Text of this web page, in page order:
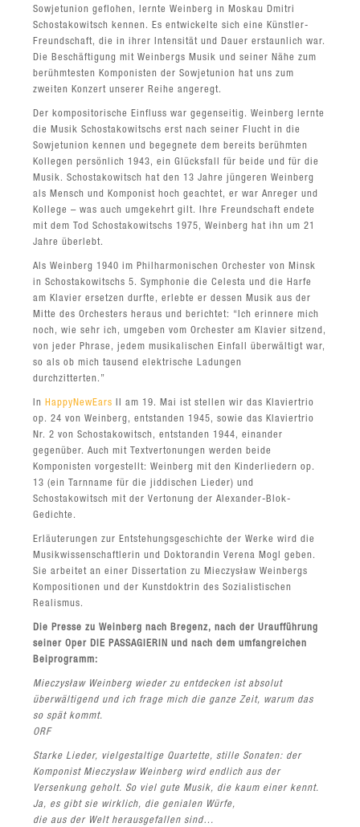
Sowjetunion geflohen, lernte Weinberg in Moskau Dmitri
Schostakowitsch kennen. Es entwickelte sich eine Künstler-
Freundschaft, die in ihrer Intensität und Dauer erstaunlich war.
Die Beschäftigung mit Weinbergs Musik und seiner Nähe zum
berühmtesten Komponisten der Sowjetunion hat uns zum
zweiten Konzert unserer Reihe angeregt.
Der kompositorische Einfluss war gegenseitig. Weinberg lernte
die Musik Schostakowitschs erst nach seiner Flucht in die
Sowjetunion kennen und begegnete dem bereits berühmten
Kollegen persönlich 1943, ein Glücksfall für beide und für die
Musik. Schostakowitsch hat den 13 Jahre jüngeren Weinberg
als Mensch und Komponist hoch geachtet, er war Anreger und
Kollege – was auch umgekehrt gilt. Ihre Freundschaft endete
mit dem Tod Schostakowitschs 1975, Weinberg hat ihn um 21
Jahre überlebt.
Als Weinberg 1940 im Philharmonischen Orchester von Minsk
in Schostakowitschs 5. Symphonie die Celesta und die Harfe
am Klavier ersetzen durfte, erlebte er dessen Musik aus der
Mitte des Orchesters heraus und berichtet: “Ich erinnere mich
noch, wie sehr ich, umgeben vom Orchester am Klavier sitzend,
von jeder Phrase, jedem musikalischen Einfall überwältigt war,
so als ob mich tausend elektrische Ladungen
durchzitterten.”
InHappyNewEars II am 19. Mai ist stellen wir das Klaviertrio
op. 24 von Weinberg, entstanden 1945, sowie das Klaviertrio
Nr. 2 von Schostakowitsch, entstanden 1944, einander
gegenüber. Auch mit Textvertonungen werden beide
Komponisten vorgestellt: Weinberg mit den Kinderliedern op.
13 (ein Tarnname für die jiddischen Lieder) und
Schostakowitsch mit der Vertonung der Alexander-Blok-
Gedichte.
Erläuterungen zur Entstehungsgeschichte der Werke wird die
Musikwissenschaftlerin und Doktorandin Verena Mogl geben.
Sie arbeitet an einer Dissertation zu Mieczysław Weinbergs
Kompositionen und der Kunstdoktrin des Sozialistischen
Realismus.
Die Presse zu Weinberg nach Bregenz, nach der Uraufführung
seiner Oper DIE PASSAGIERIN und nach dem umfangreichen
Beiprogramm:
Mieczysław Weinberg wieder zu entdecken ist absolut
überwältigend und ich frage mich die ganze Zeit, warum das
so spät kommt.
ORF
Starke Lieder, vielgestaltige Quartette, stille Sonaten: der
Komponist Mieczysław Weinberg wird endlich aus der
Versenkung geholt. So viel gute Musik, die kaum einer kennt.
Ja, es gibt sie wirklich, die genialen Würfe,
die aus der Welt herausgefallen sind…